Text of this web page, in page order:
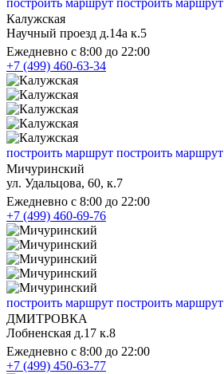
построить маршрут построить маршрут
Калужская
Научный проезд д.14а к.5
Ежедневно с 8:00 до 22:00
+7 (499) 460-63-34
построить маршрут построить маршрут
Мичуринский
ул. Удальцова, 60, к.7
Ежедневно с 8:00 до 22:00
+7 (499) 460-69-76
построить маршрут построить маршрут
ДМИТРОВКА
Лобненская д.17 к.8
Ежедневно с 8:00 до 22:00
+7 (499) 450-63-77